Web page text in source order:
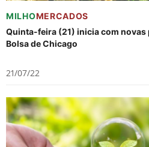
MILHOMERCADOS
Quinta-feira (21) inicia com novas
Bolsa de Chicago
21/07/22